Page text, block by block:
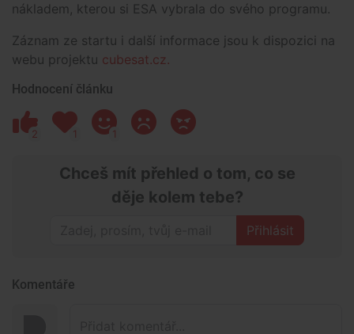
nákladem, kterou si ESA vybrala do svého programu.
Záznam ze startu i další informace jsou k dispozici na
webu projektu cubesat.cz.
Hodnocení článku
2 1 1
Chceš mít přehled o tom, co se
děje kolem tebe?
Přihlásit
Komentáře